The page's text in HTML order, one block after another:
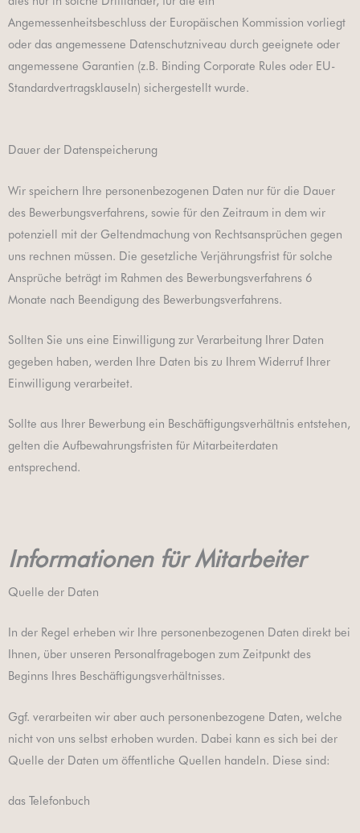
Angemessenheitsbeschluss der Europäischen Kommission vorliegt
oder das angemessene Datenschutzniveau durch geeignete oder
angemessene Garantien (z.B. Binding Corporate Rules oder EU-
Standardvertragsklauseln) sichergestellt wurde.
Dauer der Datenspeicherung
Wir speichern Ihre personenbezogenen Daten nur für die Dauer
des Bewerbungsverfahrens, sowie für den Zeitraum in dem wir
potenziell mit der Geltendmachung von Rechtsansprüchen gegen
uns rechnen müssen. Die gesetzliche Verjährungsfrist für solche
Ansprüche beträgt im Rahmen des Bewerbungsverfahrens 6
Monate nach Beendigung des Bewerbungsverfahrens.
Sollten Sie uns eine Einwilligung zur Verarbeitung Ihrer Daten
gegeben haben, werden Ihre Daten bis zu Ihrem Widerruf Ihrer
Einwilligung verarbeitet.
Sollte aus Ihrer Bewerbung ein Beschäftigungsverhältnis entstehen,
gelten die Aufbewahrungsfristen für Mitarbeiterdaten
entsprechend.
Informationen für Mitarbeiter
Quelle der Daten
In der Regel erheben wir Ihre personenbezogenen Daten direkt bei
Ihnen, über unseren Personalfragebogen zum Zeitpunkt des
Beginns Ihres Beschäftigungsverhältnisses.
Ggf. verarbeiten wir aber auch personenbezogene Daten, welche
nicht von uns selbst erhoben wurden. Dabei kann es sich bei der
Quelle der Daten um öffentliche Quellen handeln. Diese sind:
das Telefonbuch